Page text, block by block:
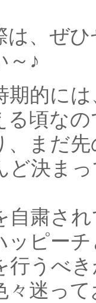
は、ぜ
～♪
期的に
る頃な
、まだ
ど決ま
自粛さ
ッピー
行うべ
迷って